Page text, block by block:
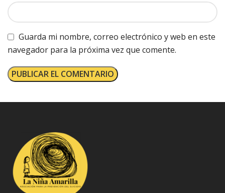
Guarda mi nombre, correo electrónico y web en este
navegador para la próxima vez que comente.